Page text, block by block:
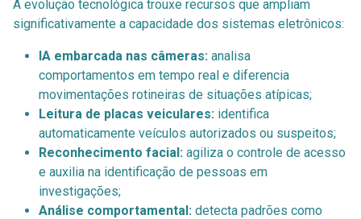
A evolução tecnológica trouxe recursos que ampliam
significativamente a capacidade dos sistemas eletrônicos:
IA embarcada nas câmeras: analisa
comportamentos em tempo real e diferencia
movimentações rotineiras de situações atípicas;
Leitura de placas veiculares: identifica
automaticamente veículos autorizados ou suspeitos;
Reconhecimento facial: agiliza o controle de acesso
e auxilia na identificação de pessoas em
investigações;
Análise comportamental: detecta padrões como